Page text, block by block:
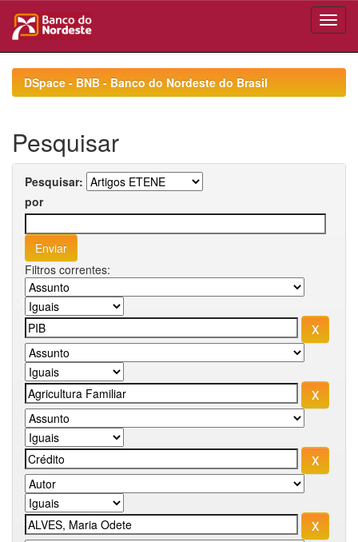
navigationDSpace - BNB - Banco do Nordeste do Brasil
Pesquisar
Pesquisar:
por
Filtros correntes: